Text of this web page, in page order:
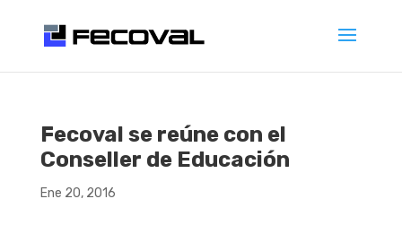
Fecoval se reúne con el
Conseller de Educación
Ene 20, 2016